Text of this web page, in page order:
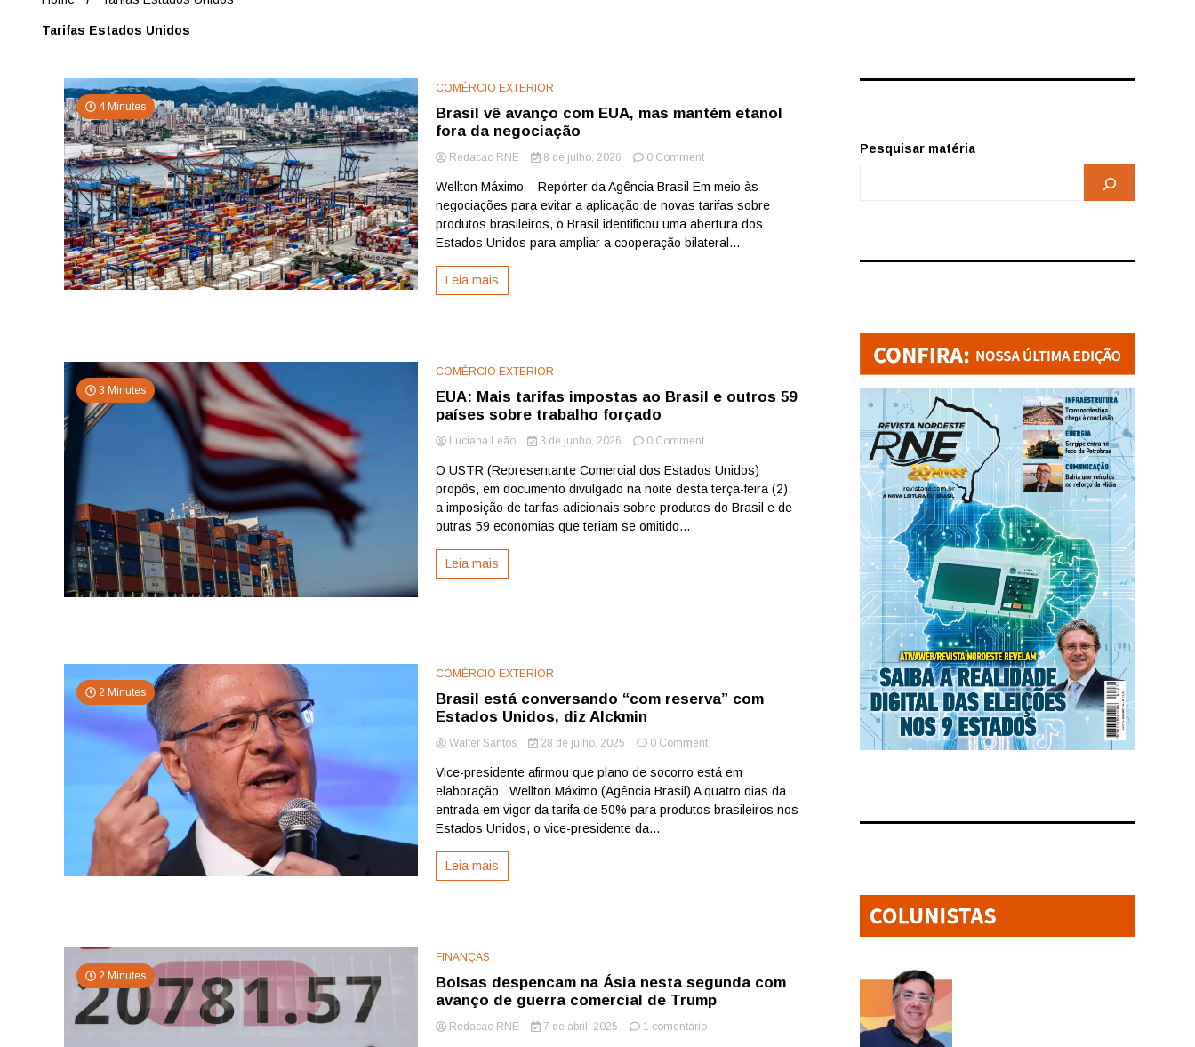
Tarifas Estados Unidos
4 Minutes
COMÉRCIO EXTERIOR
Brasil vê avanço com EUA, mas mantém etanol
fora da negociação
Redacao RNE 8 de julho, 2026 0 Commenton
vê
avanço
com
EUA,
Wellton Máximo – Repórter da Agência Brasil Em meio às
negociações para evitar a aplicação de novas tarifas sobre
produtos brasileiros, o Brasil identificou uma abertura dos
Estados Unidos para ampliar a cooperação bilateral...
Leia mais
3 Minutes
COMÉRCIO EXTERIOR
EUA: Mais tarifas impostas ao Brasil e outros 59
países sobre trabalho forçado
Luciana Leão 3 de junho, 2026 0 Commenton
Mais
tarifas
impostas
O USTR (Representante Comercial dos Estados Unidos)
propôs, em documento divulgado na noite desta terça-feira (2),
a imposição de tarifas adicionais sobre produtos do Brasil e de
outras 59 economias que teriam se omitido...
Leia mais
2 Minutes
COMÉRCIO EXTERIOR
Brasil está conversando “com reserva” com
Estados Unidos, diz Alckmin
Walter Santos 28 de julho, 2025 0 Commenton
está
conversando
“com
Vice-presidente afirmou que plano de socorro está em
elaboração Wellton Máximo (Agência Brasil) A quatro dias da
entrada em vigor da tarifa de 50% para produtos brasileiros nos
Estados Unidos, o vice-presidente da...
Leia mais
2 Minutes
FINANÇAS
Bolsas despencam na Ásia nesta segunda com
avanço de guerra comercial de Trump
Redacao RNE 7 de abril, 2025 1 comentárioem
Pesquisar matéria